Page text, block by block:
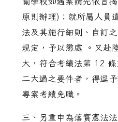
原則辦理)；就所屬人員
法及其施行細則、自訂
規定，予以懲處 。又赴
大，符合考績法第 12
二大過之要件者，得逕
專案考績免職。
三、另重申為落實憲法